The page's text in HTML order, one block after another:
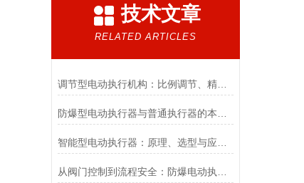
技术文章
RELATED ARTICLES
调节型电动执行机构：比例调节、精度控制要点